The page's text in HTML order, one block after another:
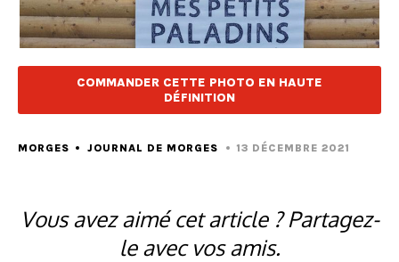
COMMANDER CETTE PHOTO EN HAUTE
DÉFINITION
MORGES JOURNAL DE MORGES 13 DÉCEMBRE 2021
Vous avez aimé cet article ? Partagez-
le avec vos amis.